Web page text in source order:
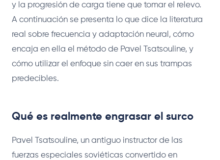
y la progresión de carga tiene que tomar el relevo.
A continuación se presenta lo que dice la literatura
real sobre frecuencia y adaptación neural, cómo
encaja en ella el método de Pavel Tsatsouline, y
cómo utilizar el enfoque sin caer en sus trampas
predecibles.
Qué es realmente engrasar el surco
Pavel Tsatsouline, un antiguo instructor de las
fuerzas especiales soviéticas convertido en